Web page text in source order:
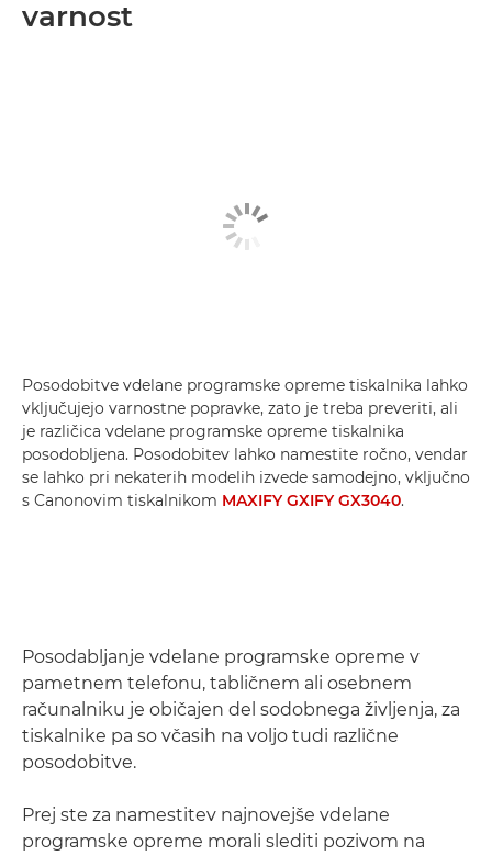
varnost
Posodobitve vdelane programske opreme tiskalnika lahko
vključujejo varnostne popravke, zato je treba preveriti, ali
je različica vdelane programske opreme tiskalnika
posodobljena. Posodobitev lahko namestite ročno, vendar
se lahko pri nekaterih modelih izvede samodejno, vključno
s Canonovim tiskalnikom MAXIFY GXIFY GX3040.
Posodabljanje vdelane programske opreme v
pametnem telefonu, tabličnem ali osebnem
računalniku je običajen del sodobnega življenja, za
tiskalnike pa so včasih na voljo tudi različne
posodobitve.
Prej ste za namestitev najnovejše vdelane
programske opreme morali slediti pozivom na